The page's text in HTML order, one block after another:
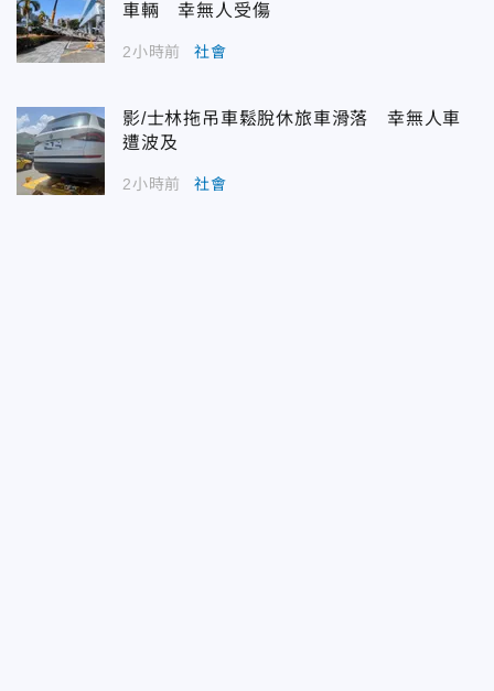
車輛 幸無人受傷
2小時前 社會
影/士林拖吊車鬆脫休旅車滑落 幸無人車
遭波及
2小時前 社會